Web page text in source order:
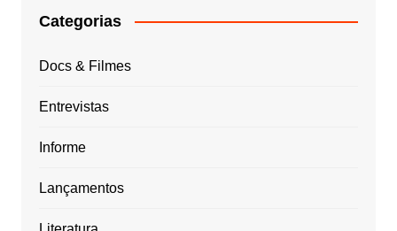
Categorias
Docs & Filmes
Entrevistas
Informe
Lançamentos